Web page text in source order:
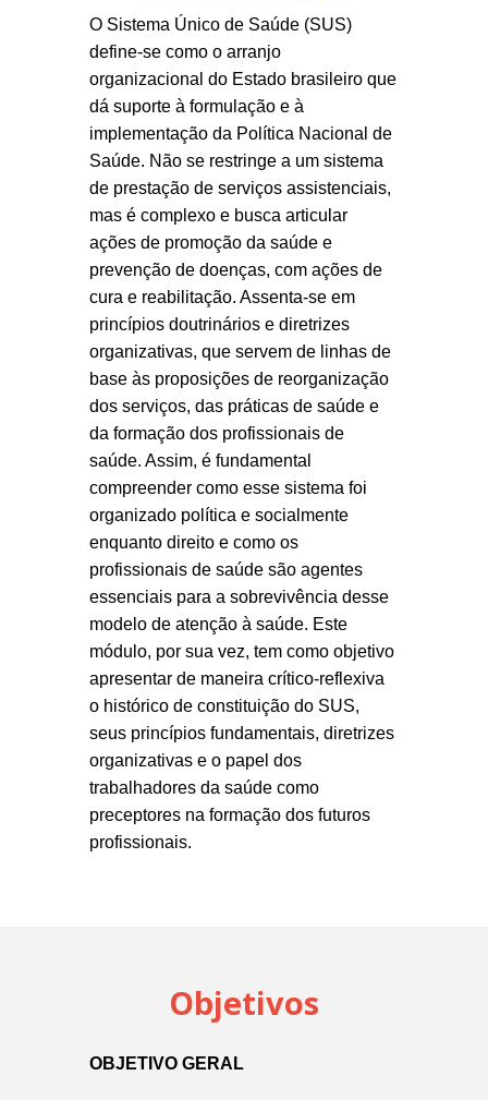
O Sistema Único de Saúde (SUS)
define-se como o arranjo
organizacional do Estado brasileiro que
dá suporte à formulação e à
implementação da Política Nacional de
Saúde. Não se restringe a um sistema
de prestação de serviços assistenciais,
mas é complexo e busca articular
ações de promoção da saúde e
prevenção de doenças, com ações de
cura e reabilitação. Assenta-se em
princípios doutrinários e diretrizes
organizativas, que servem de linhas de
base às proposições de reorganização
dos serviços, das práticas de saúde e
da formação dos profissionais de
saúde. Assim, é fundamental
compreender como esse sistema foi
organizado política e socialmente
enquanto direito e como os
profissionais de saúde são agentes
essenciais para a sobrevivência desse
modelo de atenção à saúde. Este
módulo, por sua vez, tem como objetivo
apresentar de maneira crítico-reflexiva
o histórico de constituição do SUS,
seus princípios fundamentais, diretrizes
organizativas e o papel dos
trabalhadores da saúde como
preceptores na formação dos futuros
profissionais.
Objetivos
OBJETIVO GERAL